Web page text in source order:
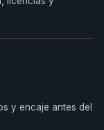
y encaje antes del